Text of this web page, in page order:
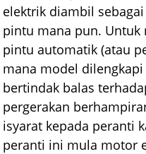
elektrik diambil
pintu mana pun. Untuk
pintu automatik (atau
mana model
bertindak balas
pergerakan
isyarat kepada peranti
peranti ini mula motor